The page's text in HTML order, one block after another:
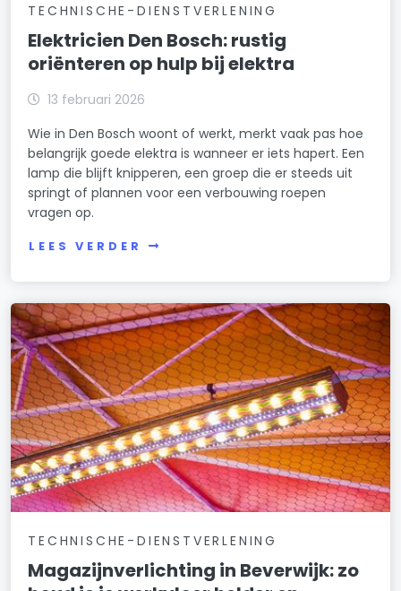
TECHNISCHE-DIENSTVERLENING
Elektricien Den Bosch: rustig
oriënteren op hulp bij elektra
13 februari 2026
Wie in Den Bosch woont of werkt, merkt vaak pas hoe
belangrijk goede elektra is wanneer er iets hapert. Een
lamp die blijft knipperen, een groep die er steeds uit
springt of plannen voor een verbouwing roepen
vragen op.
LEES VERDER
TECHNISCHE-DIENSTVERLENING
Magazijnverlichting in Beverwijk: zo